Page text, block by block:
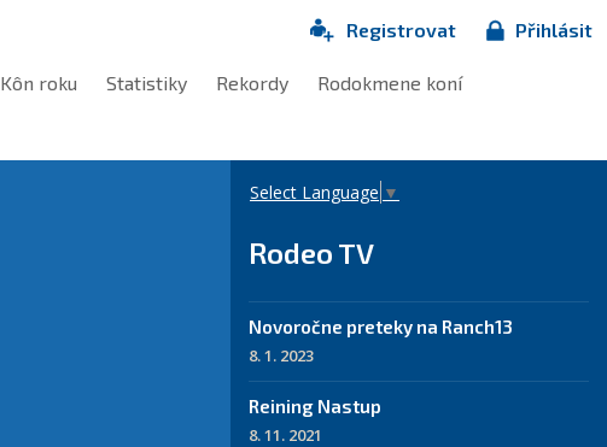
Registrovat Přihlásit
Kôn roku Statistiky Rekordy Rodokmene koní
Select Language ▼
Rodeo TV
Novoročne preteky na Ranch13
8. 1. 2023
Reining Nastup
8. 11. 2021